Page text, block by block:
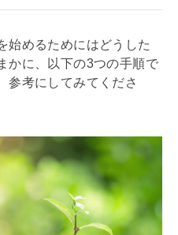
始めるためにはどうした
かに、以下の3つの手順で
参考にしてみてくださ